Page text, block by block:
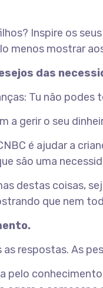
Inspire os
menos mostrar
das
Tu não podes
a gerir o seu
é ajudar a
são uma
destas coisas,
que nem
respostas. As
pelo